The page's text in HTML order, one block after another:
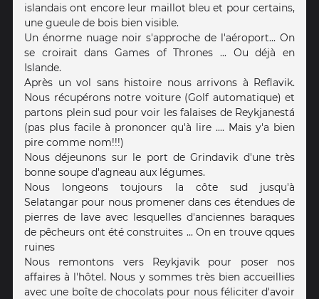
islandais ont encore leur maillot bleu et pour certains,
une gueule de bois bien visible.
Un énorme nuage noir s'approche de l'aéroport... On
se croirait dans Games of Thrones ... Ou déjà en
Islande.
Après un vol sans histoire nous arrivons à Reflavik.
Nous récupérons notre voiture (Golf automatique) et
partons plein sud pour voir les falaises de Reykjanestá
(pas plus facile à prononcer qu'à lire .... Mais y'a bien
pire comme nom!!!)
Nous déjeunons sur le port de Grindavik d'une très
bonne soupe d'agneau aux légumes.
Nous longeons toujours la côte sud jusqu'à
Selatangar pour nous promener dans ces étendues de
pierres de lave avec lesquelles d'anciennes baraques
de pêcheurs ont été construites ... On en trouve qques
ruines
Nous remontons vers Reykjavik pour poser nos
affaires à l'hôtel. Nous y sommes très bien accueillies
avec une boîte de chocolats pour nous féliciter d'avoir